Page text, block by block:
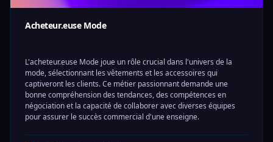
Acheteur.euse Mode
L'acheteur.euse Mode joue un rôle crucial dans l'univers de la
mode, sélectionnant les vêtements et les accessoires qui
captiveront les clients. Ce métier passionnant demande une
bonne compréhension des tendances, des compétences en
négociation et la capacité de collaborer avec diverses équipes
pour assurer le succès commercial d'une enseigne.